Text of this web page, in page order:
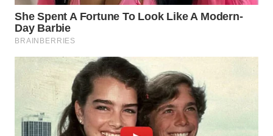
KUNINGAN
WN
WN
SUBANG
WN